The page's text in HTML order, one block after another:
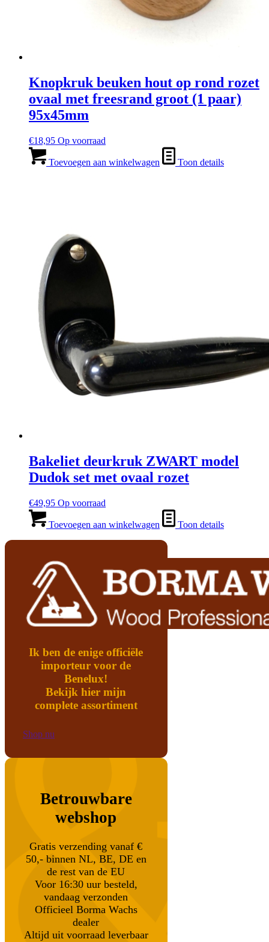
Knopkruk beuken hout op rond rozet
ovaal met freesrand groot (1 paar)
95x45mm
€18,95 Op voorraad
Toevoegen aan winkelwagen Toon details
Bakeliet deurkruk ZWART model
Dudok set met ovaal rozet
€49,95 Op voorraad
Toevoegen aan winkelwagen Toon details
Ik ben de enige officiële
importeur voor de
Benelux!
Bekijk hier mijn
complete assortiment
Shop nu
Betrouwbare
webshop
Gratis verzending vanaf €
50,- binnen NL, BE, DE en
de rest van de EU
Voor 16:30 uur besteld,
vandaag verzonden
Officieel Borma Wachs
dealer
Altijd uit voorraad leverbaar